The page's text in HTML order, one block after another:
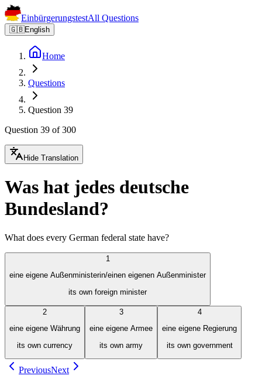
EinbürgerungstestAll Questions
🇬🇧English
Home
Questions
Question 39
Question 39 of 300
Hide Translation
Was hat jedes deutsche
Bundesland?
What does every German federal state have?
1
eine eigene Außenministerin/einen eigenen Außenminister
its own foreign minister
2
eine eigene Währung
its own currency
3
eine eigene Armee
its own army
4
eine eigene Regierung
its own government
PreviousNext